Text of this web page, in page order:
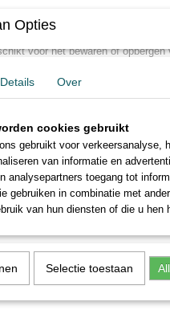
Castell leeg blik 36 potloden
nu kan je al je favoriete
voor het bewaren of
de Polychomos en de Albrecht
blik zitten.
Castell empty tin of 36
now on you can endlessly
tin. Suitable for storing or
as the Polychomos and the
tin.
Save
Opties
Details Over
cookies gebruikt
gebruikt voor verkeersanalyse,
van informatie en
analysepartners toegang tot
gebruiken in combinatie met
van hun diensten of die u hen
Selectie toestaan